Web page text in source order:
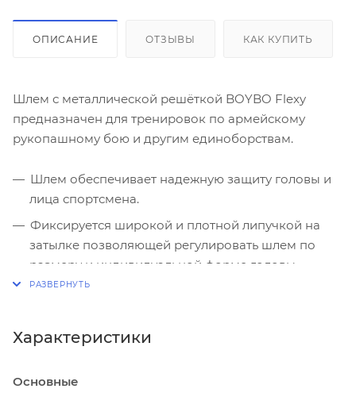
ОПИСАНИЕ ОТЗЫВЫ КАК КУПИТЬ
Шлем с металлической решёткой BOYBO Flexy
предназначен для тренировок по армейскому
рукопашному бою и другим единоборствам.
Шлем обеспечивает надежную защиту головы и
лица спортсмена.
Фиксируется широкой и плотной липучкой на
затылке позволяющей регулировать шлем по
размеру и индивидуальной форме головы.
Защитный внутренний слой - пенополиуретан с
Маска шлема представляет собой особо прочную
мм и 5.5 мм, надежно закрывающую лицо, виски,
Характеристики
Основные